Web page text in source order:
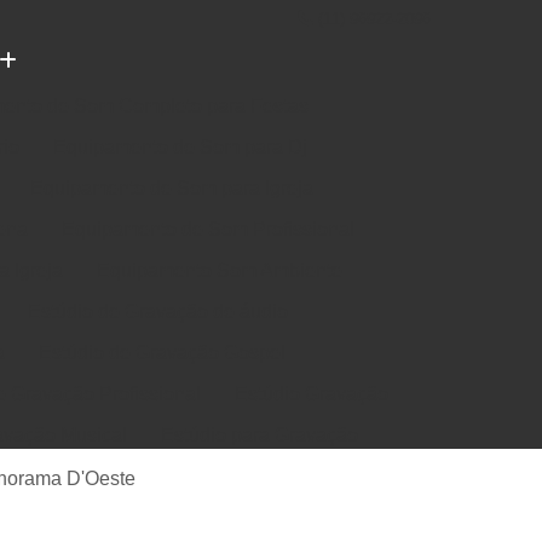
Música em Estúdio
D'Oeste